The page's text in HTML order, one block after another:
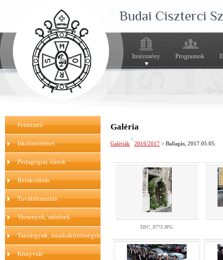
Budai Ciszterci
Intézmény Programok
Fenntartó
Iskolatörténet
Pedagógiai írások
Beiskolázás
Továbbtanulás
Versenyek, mérések
Tantárgyak, munkaközösségek
Könyvtár
Galéria
Galériák 2016/2017 > Ballagás, 2017.05.05.
DSC_8773.JPG